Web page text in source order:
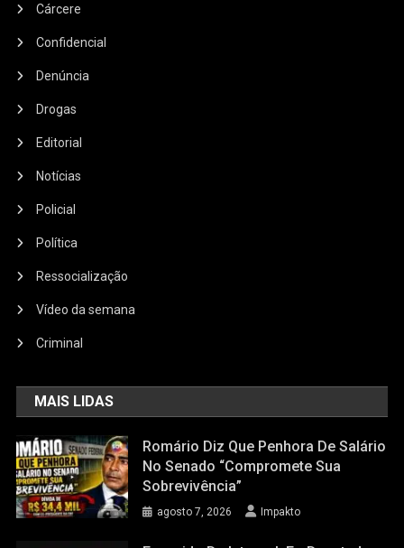
Cárcere
Confidencial
Denúncia
Drogas
Editorial
Notícias
Policial
Política
Ressocialização
Vídeo da semana
Criminal
MAIS LIDAS
Romário Diz Que Penhora De Salário
No Senado “compromete Sua
Sobrevivência”
agosto 7, 2026 Impakto